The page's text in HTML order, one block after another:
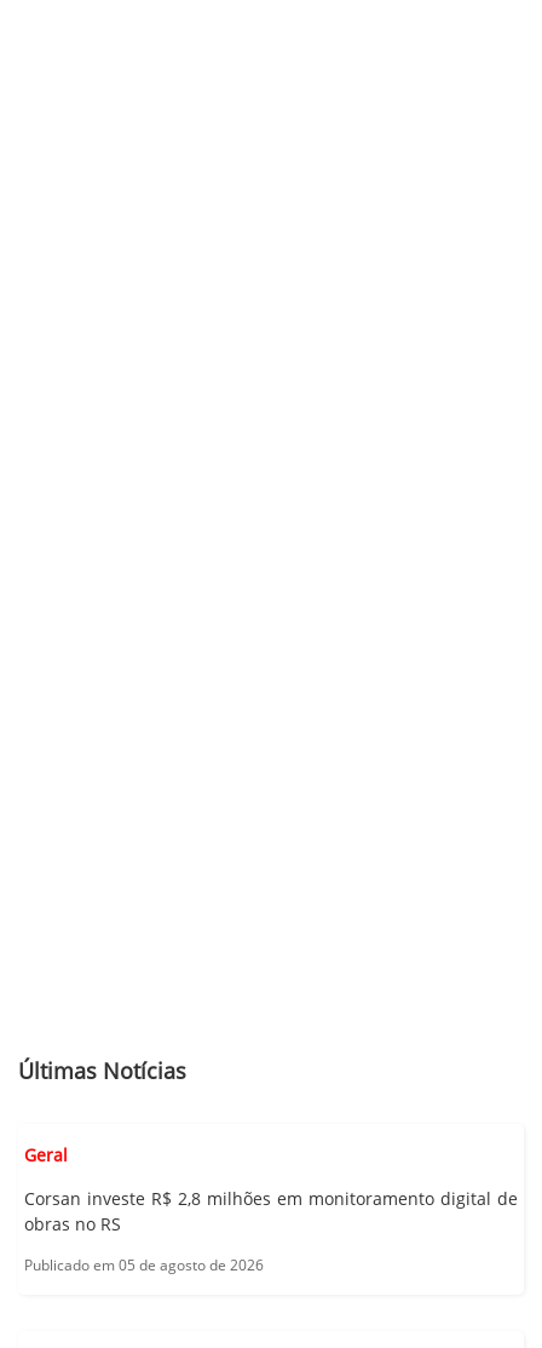
Últimas Notícias
Geral
Corsan investe R$ 2,8 milhões em monitoramento digital de
obras no RS
Publicado em 05 de agosto de 2026